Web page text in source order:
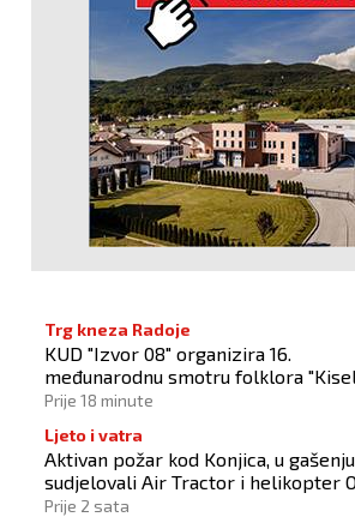
Trg kneza Radoje
KUD "Izvor 08" organizira 16.
međunarodnu smotru folklora
2026"
Prije 18 minute
Ljeto i vatra
Aktivan požar kod Konjica, u gašenju
sudjelovali Air Tractor i helikopter
a BiH
Prije 2 sata